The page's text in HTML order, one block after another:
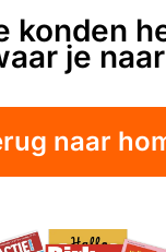
konden
je
naar